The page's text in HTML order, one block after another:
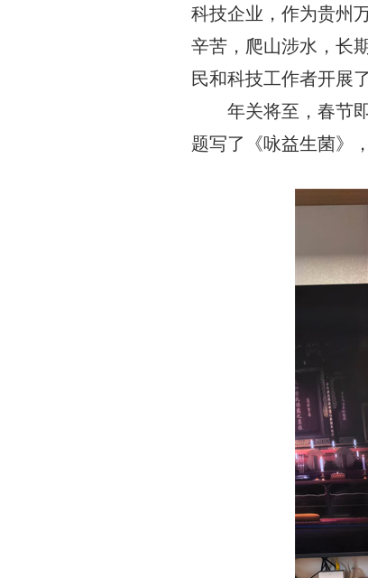
科技企业，作为贵州
辛苦，爬山涉水，长
民和科技工作者开展
年关将至，春节即
题写了《咏益生菌